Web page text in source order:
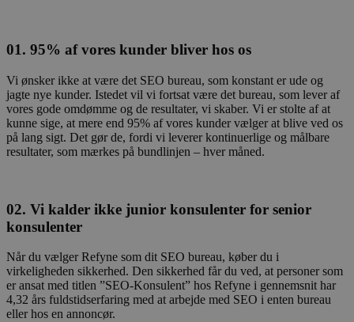
01. 95% af vores kunder bliver hos os
Vi ønsker ikke at være det SEO bureau, som konstant er ude og
jagte nye kunder. Istedet vil vi fortsat være det bureau, som lever af
vores gode omdømme og de resultater, vi skaber. Vi er stolte af at
kunne sige, at mere end 95% af vores kunder vælger at blive ved os
på lang sigt. Det gør de, fordi vi leverer kontinuerlige og målbare
resultater, som mærkes på bundlinjen – hver måned.
02. Vi kalder ikke junior konsulenter for senior
konsulenter
Når du vælger Refyne som dit SEO bureau, køber du i
virkeligheden sikkerhed. Den sikkerhed får du ved, at personer som
er ansat med titlen ”SEO-Konsulent” hos Refyne i gennemsnit har
4,32 års fuldstidserfaring med at arbejde med SEO i enten bureau
eller hos en annoncør.